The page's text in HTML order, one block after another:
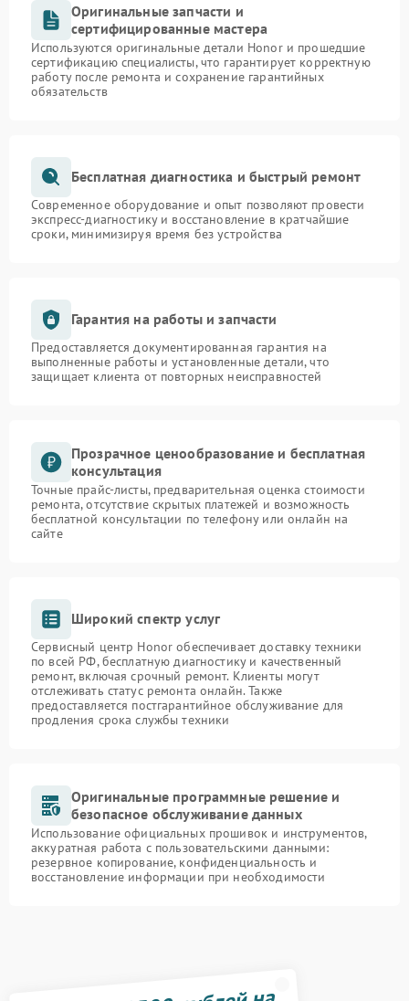
Оригинальные запчасти и
сертифицированные мастера
Используются оригинальные детали Honor и прошедшие
сертификацию специалисты, что гарантирует корректную
работу после ремонта и сохранение гарантийных
обязательств
Бесплатная диагностика и быстрый ремонт
Современное оборудование и опыт позволяют провести
экспресс-диагностику и восстановление в кратчайшие
сроки, минимизируя время без устройства
Гарантия на работы и запчасти
Предоставляется документированная гарантия на
выполненные работы и установленные детали, что
защищает клиента от повторных неисправностей
Прозрачное ценообразование и бесплатная
консультация
Точные прайс-листы, предварительная оценка стоимости
ремонта, отсутствие скрытых платежей и возможность
бесплатной консультации по телефону или онлайн на
сайте
Широкий спектр услуг
Сервисный центр Honor обеспечивает доставку техники
по всей РФ, бесплатную диагностику и качественный
ремонт, включая срочный ремонт. Клиенты могут
отслеживать статус ремонта онлайн. Также
предоставляется постгарантийное обслуживание для
продления срока службы техники
Оригинальные программные решение и
безопасное обслуживание данных
Использование официальных прошивок и инструментов,
аккуратная работа с пользовательскими данными:
резервное копирование, конфиденциальность и
восстановление информации при необходимости